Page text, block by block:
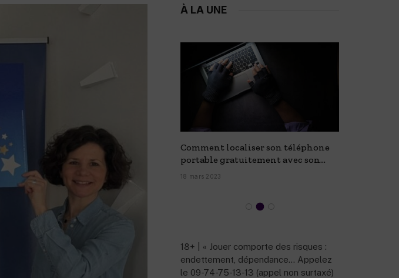
À LA UNE
Choisir un casino en ligne fiable : 15
critères indispensables
7 décembre 2023
Comment localiser son téléphone
portable gratuitement avec son
numéro ?
18 mars 2023
18+ | « Jouer comporte des risques :
endettement, dépendance… Appelez
le 09-74-75-13-13 (appel non surtaxé)